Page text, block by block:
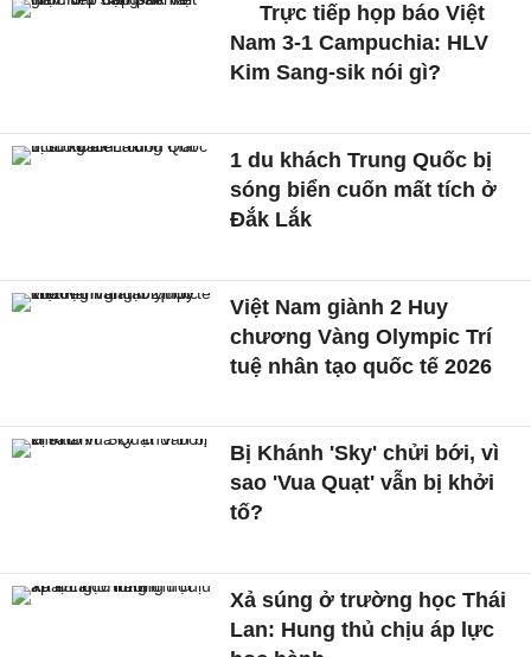
Trực tiếp họp báo Việt
Nam 3-1 Campuchia: HLV
Kim Sang-sik nói gì?
1 du khách Trung Quốc bị
sóng biển cuốn mất tích ở
Đắk Lắk
Việt Nam giành 2 Huy
chương Vàng Olympic Trí
tuệ nhân tạo quốc tế 2026
Bị Khánh 'Sky' chửi bới, vì
sao 'Vua Quạt' vẫn bị khởi
tố?
Xả súng ở trường học Thái
Lan: Hung thủ chịu áp lực